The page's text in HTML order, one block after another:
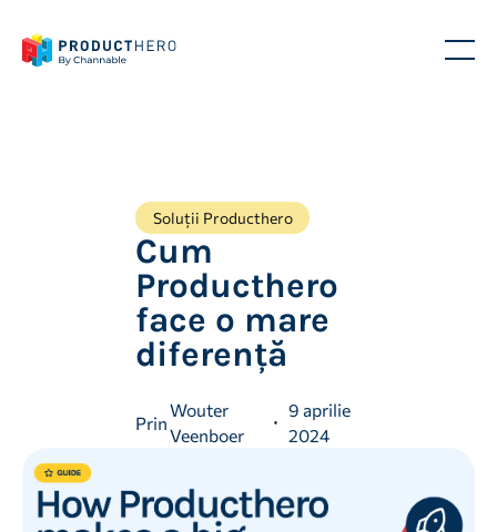
Soluții Producthero
Cum
Producthero
face o mare
diferență
Prin
Wouter
Veenboer
9 aprilie
2024